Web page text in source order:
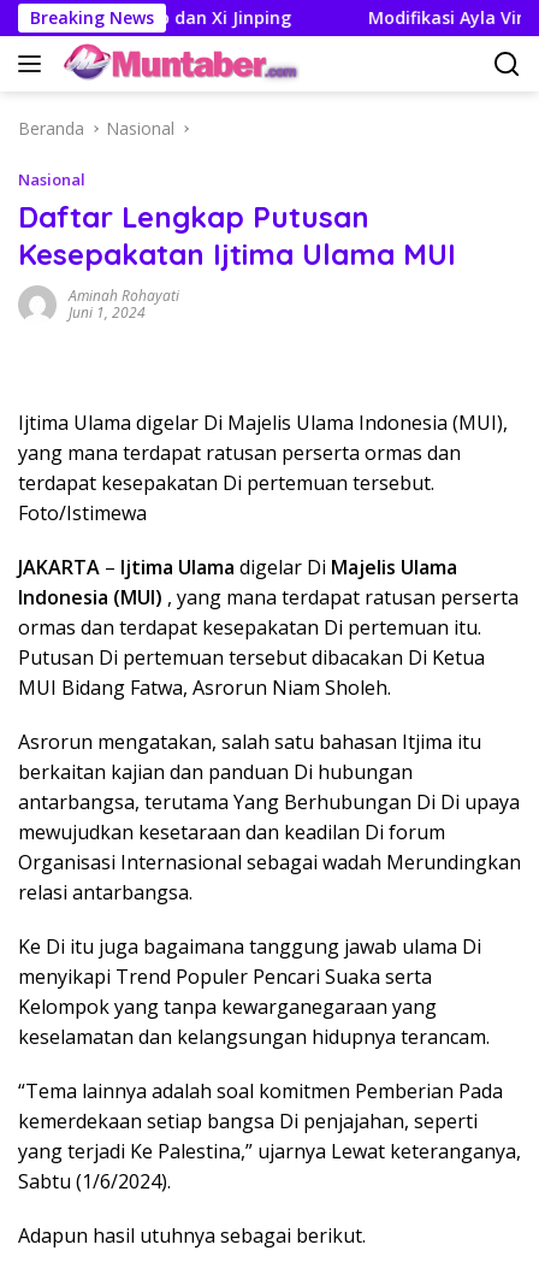
Langsung
ke
konten
Breaking News
Trump dan Xi Jinping Modifikasi Ayla Vintage
Beranda Nasional
Nasional
Daftar Lengkap Putusan
Kesepakatan Ijtima Ulama MUI
Aminah Rohayati
Juni 1, 2024
Ijtima Ulama digelar Di Majelis Ulama Indonesia (MUI),
yang mana terdapat ratusan perserta ormas dan
terdapat kesepakatan Di pertemuan tersebut.
Foto/Istimewa
JAKARTA – Ijtima Ulama digelar Di Majelis Ulama
Indonesia (MUI) , yang mana terdapat ratusan perserta
ormas dan terdapat kesepakatan Di pertemuan itu.
Putusan Di pertemuan tersebut dibacakan Di Ketua
MUI Bidang Fatwa, Asrorun Niam Sholeh.
Asrorun mengatakan, salah satu bahasan Itjima itu
berkaitan kajian dan panduan Di hubungan
antarbangsa, terutama Yang Berhubungan Di Di upaya
mewujudkan kesetaraan dan keadilan Di forum
Organisasi Internasional sebagai wadah Merundingkan
relasi antarbangsa.
Ke Di itu juga bagaimana tanggung jawab ulama Di
menyikapi Trend Populer Pencari Suaka serta
Kelompok yang tanpa kewarganegaraan yang
keselamatan dan kelangsungan hidupnya terancam.
“Tema lainnya adalah soal komitmen Pemberian Pada
kemerdekaan setiap bangsa Di penjajahan, seperti
yang terjadi Ke Palestina,” ujarnya Lewat keteranganya,
Sabtu (1/6/2024).
Adapun hasil utuhnya sebagai berikut.